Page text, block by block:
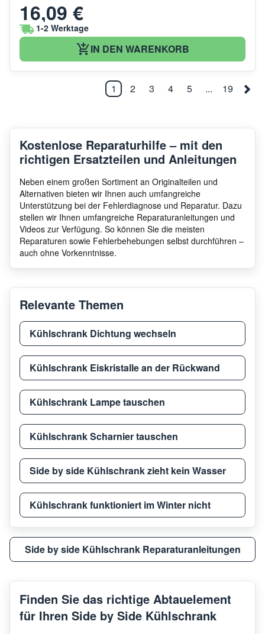
16,09 €
1-2 Werktage
IN DEN WARENKORB
1 2 3 4 5 ... 19
Kostenlose Reparaturhilfe – mit den
richtigen Ersatzteilen und Anleitungen
Neben einem großen Sortiment an Originalteilen und
Alternativen bieten wir Ihnen auch umfangreiche
Unterstützung bei der Fehlerdiagnose und Reparatur. Dazu
stellen wir Ihnen umfangreiche Reparaturanleitungen und
Videos zur Verfügung. So können Sie die meisten
Reparaturen sowie Fehlerbehebungen selbst durchführen –
auch ohne Vorkenntnisse.
Relevante Themen
Kühlschrank Dichtung wechseln
Kühlschrank Eiskristalle an der Rückwand
Kühlschrank Lampe tauschen
Kühlschrank Scharnier tauschen
Side by side Kühlschrank zieht kein Wasser
Kühlschrank funktioniert im Winter nicht
Side by side Kühlschrank Reparaturanleitungen
Finden Sie das richtige Abtauelement
für Ihren Side by Side Kühlschrank